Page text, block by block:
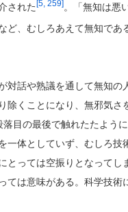
された [5, 259]。「無知は悪
ど、むしろあえて無知であ
対話や熟議を通して無知
除くことになり、無邪気
目の最後で触れたたよう
一体としていず、むしろ技
とっては空振りとなって
ては意味がある。科学技